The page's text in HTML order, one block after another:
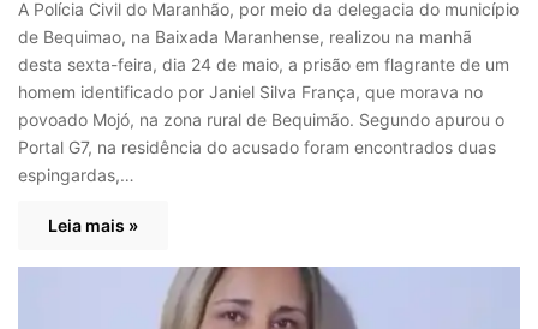
A Polícia Civil do Maranhão, por meio da delegacia do município
de Bequimao, na Baixada Maranhense, realizou na manhã
desta sexta-feira, dia 24 de maio, a prisão em flagrante de um
homem identificado por Janiel Silva França, que morava no
povoado Mojó, na zona rural de Bequimão. Segundo apurou o
Portal G7, na residência do acusado foram encontrados duas
espingardas,…
Leia mais »